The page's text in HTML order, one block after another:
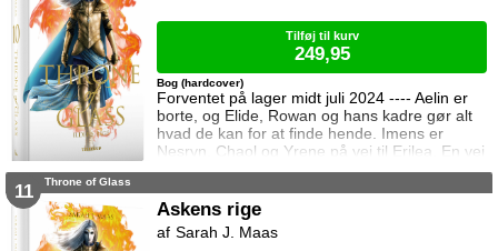
Forventet på lager midt juli 2024 ---- Aelin er
borte, og Elide, Rowan og hans kadre gør alt
hvad de kan for at finde hende. Imens er
Nesryn, Chaol og Yrene på vej til Erilea. En vej
der fører dem forbi Chaols barndomshjem
kæmper Aedion mod Erawans fremrykkende
styrker og sin vrede over den aftale Aelin og
Lysandra har indgået. Og Dorian og Manon
Bog (hardcover)
Tilføj til kurv
249,95
11 Throne of Glass
Askens rige
Sarah J. Maas